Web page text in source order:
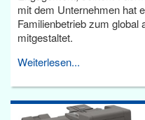
mit dem Unternehmen hat
Familienbetrieb zum global
mitgestaltet.
Weiterlesen...